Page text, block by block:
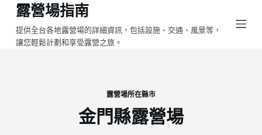
跳
至
主
露營場指南
提供全台各地露營場的詳細資訊，包括設施、交通、風景等，
讓您輕鬆計劃和享受露營之旅。
露營場所在縣市
金門縣露營場